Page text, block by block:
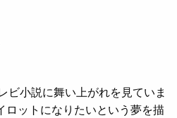
小説に舞い上がれを見ていま
ロットになりたいという夢を描